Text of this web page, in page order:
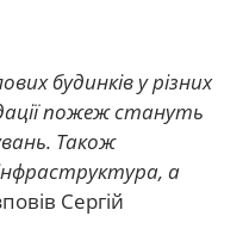
будинків у різних
пожеж стануть
Також
а
Сергій